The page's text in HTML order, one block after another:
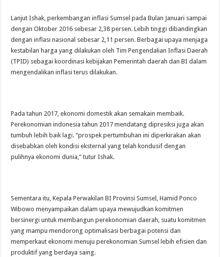
Lanjut Ishak, perkembangan inflasi Sumsel pada Bulan Januari sampai
dengan Oktober 2016 sebesar 2,38 persen. Lebih tinggi dibandingkan
dengan inflasi nasional sebesar 2,11 persen. Berbagai upaya menjaga
kestabilan harga yang dilakukan oleh Tim Pengendalian Inflasi Daerah
(TPID) sebagai koordinasi kebijakan Pemerintah daerah dan BI dalam
mengendalikan inflasi terus dilakukan.
Pada tahun 2017, ekonomi domestik akan semakain membaik.
Perekonomian indonesia tahun 2017 mendatang dipresiksi juga akan
tumbuh lebih baik lagi. “prospek pertumbuhan ini diperkirakan akan
disebabkan oleh kondisi eksternal yang telah kondusif dengan
pulihnya ekonomi dunia,” tutur Ishak.
Sementara itu, Kepala Perwakilan BI Provinsi Sumsel, Hamid Ponco
Wibowo menyampaikan dalam upaya mewujudkan komitmen
bersinergi untuk membangun perekonomian daerah, suatu komitmen
yang mampu mendorong optimalisasi berbagai potensi dan
memperkaut ekonomi menuju perekonomian Sumsel lebih efisien dan
produktif yang berdaya saing.